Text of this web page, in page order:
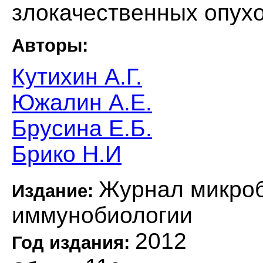
злокачественных
Авторы:
Кутихин А.Г.
Южалин А.Е.
Брусина Е.Б.
Брико Н.И
Издание: Журнал
иммунобиологии
Год издания: 2012